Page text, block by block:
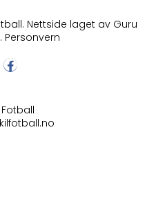
Nettside laget av Guru
Personvern
Fotball